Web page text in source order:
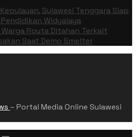
Sulawesi Tenggara Siap
Widyalaya
Routa Ditahan Terkait
Saat Demo Smelter
– Portal Media Online Sulawesi